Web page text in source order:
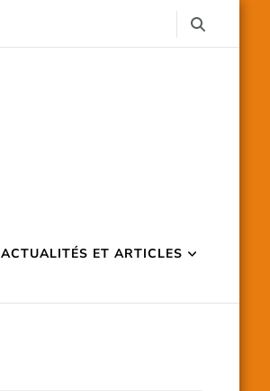
ACTUALITÉS ET ARTICLES